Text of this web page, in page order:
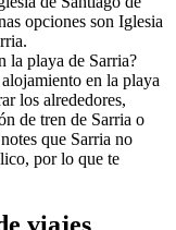
opciones son Iglesia
la playa de Sarria?
en la playa
los alrededores,
de tren de Sarria o
que Sarria no
por lo que te